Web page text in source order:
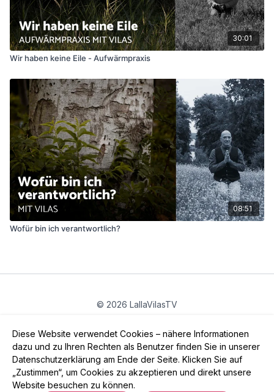
Diese Website verwendet Cookies – nähere Informationen
dazu und zu Ihren Rechten als Benutzer finden Sie in unserer
Datenschutzerklärung am Ende der Seite. Klicken Sie auf
„Zustimmen“, um Cookies zu akzeptieren und direkt unsere
Website besuchen zu können.
30:01
Wir haben keine Eile - Aufwärmpraxis
08:51
Wofür bin ich verantwortlich?
© 2026 LallaVilasTV
App holen ->
Powered by Uscreen